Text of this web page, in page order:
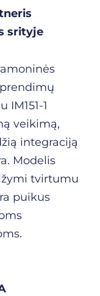
srityje
IM151-1
veikimą,
integraciją
Modelis
tvirtumu
puikus